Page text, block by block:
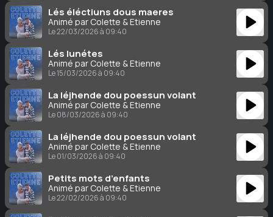
Lés éléctiuns dous maeres
Animé par Colette & Étienne
Le 22/03/2026 à 09:40
Lés lunétes
Animé par Colette & Étienne
Le 15/03/2026 à 09:40
La léjhende dou poessun volant
Animé par Colette & Étienne
Le 08/03/2026 à 09:40
La léjhende dou poessun volant
Animé par Colette & Étienne
Le 01/03/2026 à 09:40
Petits mots d’enfants
Animé par Colette & Étienne
Le 22/02/2026 à 09:40